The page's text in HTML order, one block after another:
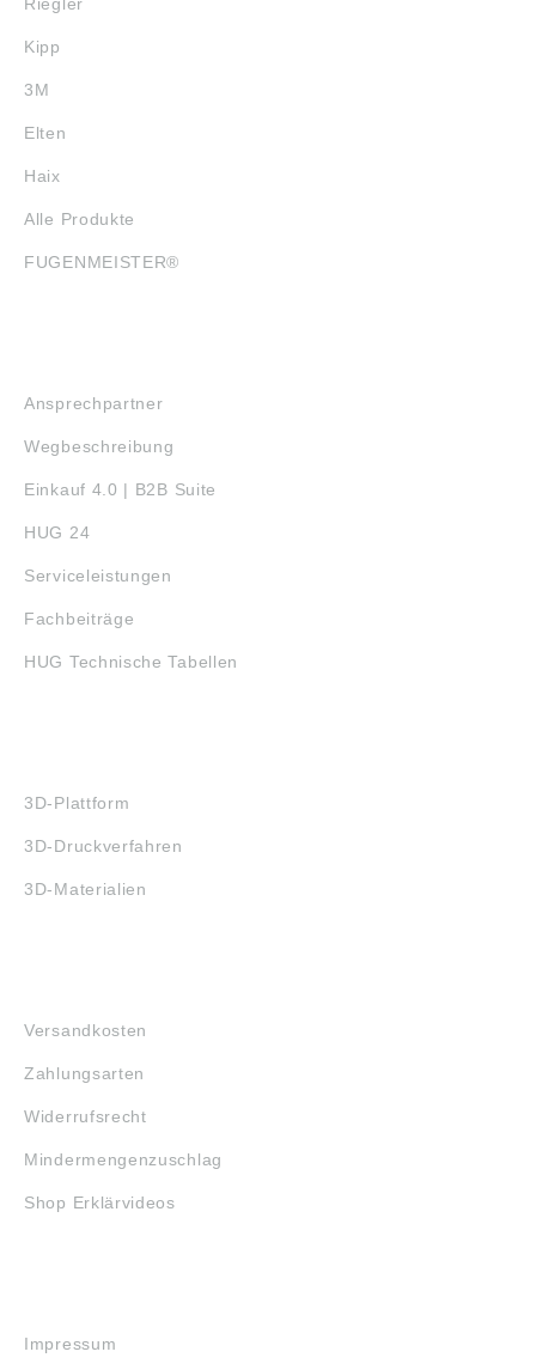
Kipp
3M
Elten
Haix
Alle Produkte
FUGENMEISTER®
Ansprechpartner
Wegbeschreibung
Einkauf 4.0 | B2B Suite
HUG 24
Serviceleistungen
Fachbeiträge
HUG Technische Tabellen
3D-Plattform
3D-Druckverfahren
3D-Materialien
Versandkosten
Zahlungsarten
Widerrufsrecht
Mindermengenzuschlag
Shop Erklärvideos
Impressum